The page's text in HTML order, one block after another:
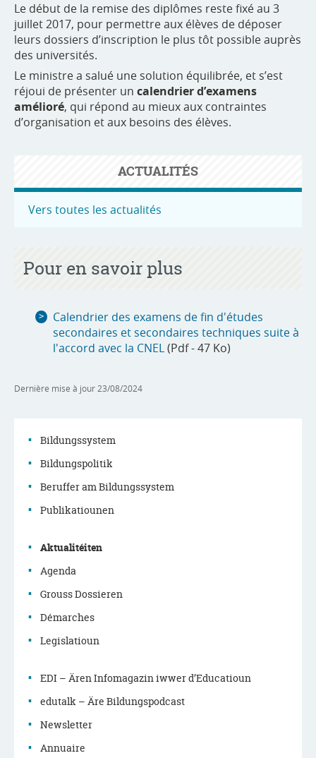
Le début de la remise des diplômes reste fixé au 3
juillet 2017, pour permettre aux élèves de déposer
leurs dossiers d’inscription le plus tôt possible auprès
des universités.
Le ministre a salué une solution équilibrée, et s’est
réjoui de présenter un calendrier d’examens
amélioré, qui répond au mieux aux contraintes
d’organisation et aux besoins des élèves.
ACTUALITÉS
Vers toutes les actualités
Pour en savoir plus
Calendrier des examens de fin d'études
secondaires et secondaires techniques suite à
l'accord avec la CNEL(Pdf - 47 Ko)
Dernière mise à jour 23/08/2024
Menu
de
navigation
principale
Bildungssystem
Bildungspolitik
Beruffer am Bildungssystem
Publikatiounen
Aktualitéiten
Agenda
Grouss Dossieren
Démarches
Legislatioun
EDI – Ären Infomagazin iwwer d’Educatioun
edutalk – Äre Bildungspodcast
Newsletter
Annuaire